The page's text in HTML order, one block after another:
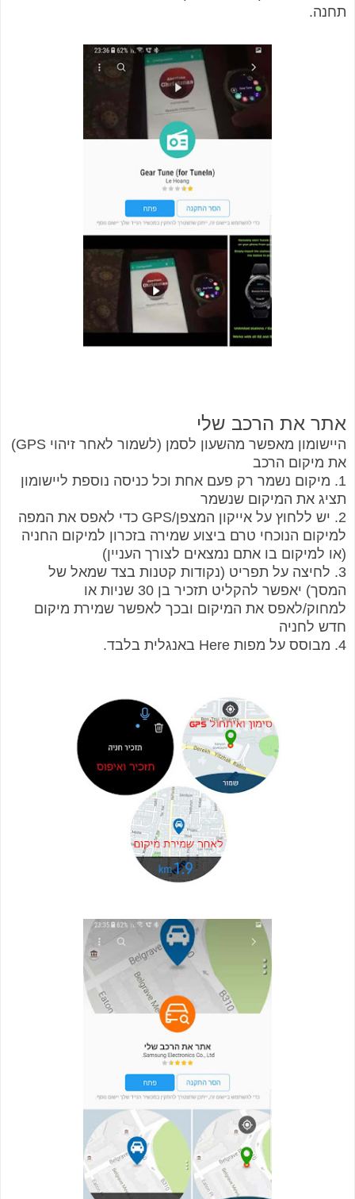
תחנה.
אתר את הרכב שלי
היישומון מאפשר מהשעון לסמן (לשמור לאחר זיהוי GPS)
את מיקום הרכב
1. מיקום נשמר רק פעם אחת וכל כניסה נוספת ליישומון
תציג את המיקום שנשמר
2. יש ללחוץ על אייקון המצפן/GPS כדי לאפס את המפה
למיקום הנוכחי טרם ביצוע שמירה בזכרון למיקום החניה
(או למיקום בו אתם נמצאים לצורך העניין)
3. לחיצה על תפריט (נקודות קטנות בצד שמאל של
המסך) יאפשר להקליט תזכיר בן 30 שניות או
למחוק/לאפס את המיקום ובכך לאפשר שמירת מיקום
חדש לחניה
4. מבוסס על מפות Here באנגלית בלבד.